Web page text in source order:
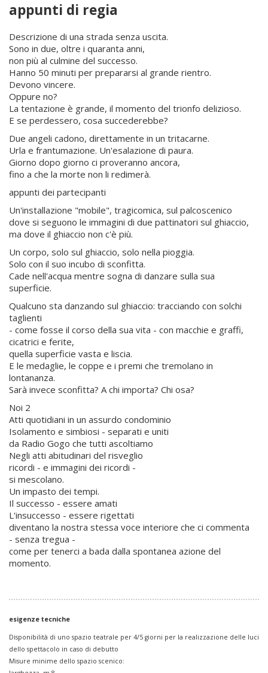
appunti di regia
Descrizione di una strada senza uscita.
Sono in due, oltre i quaranta anni,
non più al culmine del successo.
Hanno 50 minuti per prepararsi al grande rientro.
Devono vincere.
Oppure no?
La tentazione è grande, il momento del trionfo delizioso.
E se perdessero, cosa succederebbe?
Due angeli cadono, direttamente in un tritacarne.
Urla e frantumazione. Un'esalazione di paura.
Giorno dopo giorno ci proveranno ancora,
fino a che la morte non li redimerà.
appunti dei partecipanti
Un'installazione "mobile", tragicomica, sul palcoscenico
dove si seguono le immagini di due pattinatori sul ghiaccio,
ma dove il ghiaccio non c'è più.
Un corpo, solo sul ghiaccio, solo nella pioggia.
Solo con il suo incubo di sconfitta.
Cade nell'acqua mentre sogna di danzare sulla sua
superficie.
Qualcuno sta danzando sul ghiaccio: tracciando con solchi
taglienti
- come fosse il corso della sua vita - con macchie e graffi,
cicatrici e ferite,
quella superficie vasta e liscia.
E le medaglie, le coppe e i premi che tremolano in
lontananza.
Sarà invece sconfitta? A chi importa? Chi osa?
Noi 2
Atti quotidiani in un assurdo condominio
Isolamento e simbiosi - separati e uniti
da Radio Gogo che tutti ascoltiamo
Negli atti abitudinari del risveglio
ricordi - e immagini dei ricordi -
si mescolano.
Un impasto dei tempi.
Il successo - essere amati
L'insuccesso - essere rigettati
diventano la nostra stessa voce interiore che ci commenta
- senza tregua -
come per tenerci a bada dalla spontanea azione del
momento.
esigenze tecniche
Disponibilità di uno spazio teatrale per 4/5 giorni per la realizzazione delle luci
dello spettacolo in caso di debutto
Misure minime dello spazio scenico: